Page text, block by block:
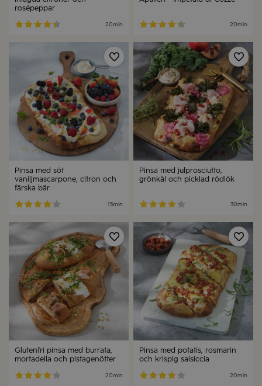
rosépeppar
20min 20min
Spara
Pinsa med söt
vaniljmascarpone, citron och
färska bär
15min
Pinsa med julprosciutto,
grönkål och picklad rödlök
30min
Spara
Glutenfri pinsa med burrata,
mortadella och pistagenötter
20min
Pinsa med potatis, rosmarin
och krispig salsiccia
20min